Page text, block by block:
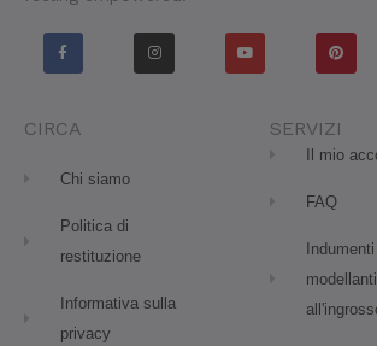
F
a
c
e
o
k
I
n
s
t
Y
o
u
t
P
i
n
t
e
s
t
CIRCA
Chi siamo
Politica di
restituzione
Informativa sulla
privacy
SERVIZI
Il mio
FAQ
Indumenti
modellanti